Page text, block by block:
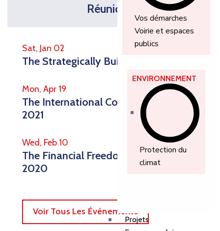
Vos démarches
Voirie et espaces
publics
ENVIRONNEMENT
Protection du
climat
Projets
Réunions
Sat, Jan 02
The Strategically Build Your Business
Mon, Apr 19
The International Coffee Festival
2021
Wed, Feb 10
The Financial Freedom Boot Camp
2020
Voir Tous Les Événements